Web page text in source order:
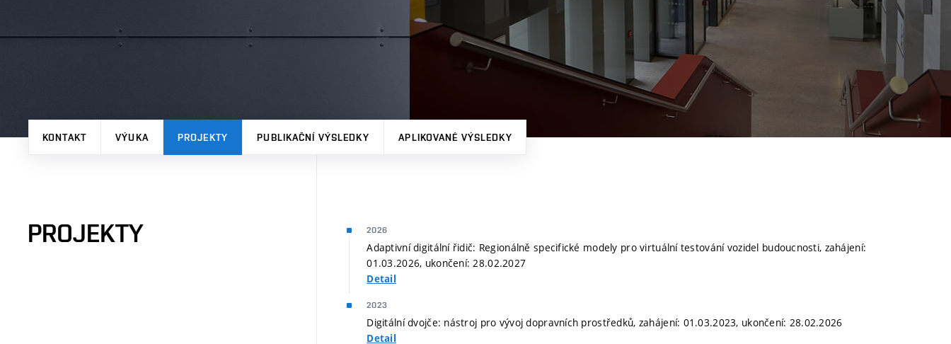
KONTAKT VÝUKA PROJEKTY PUBLIKAČNÍ VÝSLEDKY APLIKOVANÉ VÝSLEDKY
PROJEKTY 2026
Adaptivní digitální řidič: Regionálně specifické modely pro virtuální testování vozidel budoucnosti, zahájení:
01.03.2026, ukončení: 28.02.2027
Detail
2023
Digitální dvojče: nástroj pro vývoj dopravních prostředků, zahájení: 01.03.2023, ukončení: 28.02.2026
Detail